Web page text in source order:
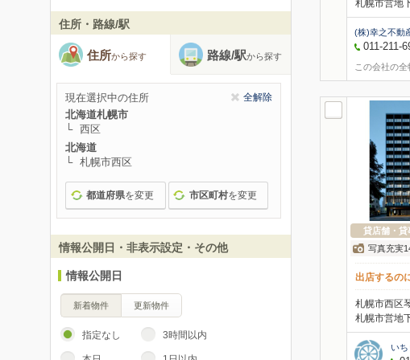
住所・路線/駅
住所から探す 路線/駅から探す
現在選択中の住所 全解除
北海道札幌市
西区
北海道
札幌市西区
都道府県を変更 市区町村を変更
情報公開日・非表示設定・その他
情報公開日
新着物件 更新物件
指定なし 3時間以内
札幌市営地
(株)幸之不動
011-211-
この会社の
貸店舗・貸
写真充実
出店するの
札幌市西区
札幌市営地
いち